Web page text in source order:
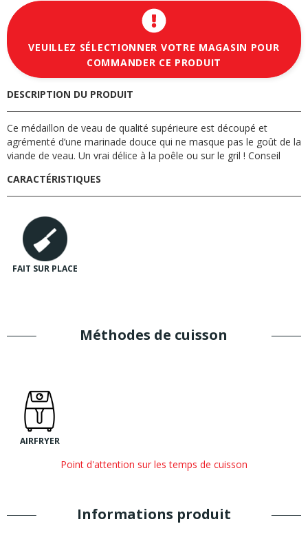
VEUILLEZ SÉLECTIONNER VOTRE MAGASIN POUR
COMMANDER CE PRODUIT
DESCRIPTION DU PRODUIT
Ce médaillon de veau de qualité supérieure est découpé et
agrémenté d’une marinade douce qui ne masque pas le goût de la
viande de veau. Un vrai délice à la poêle ou sur le gril ! Conseil
CARACTÉRISTIQUES
FAIT SUR PLACE
Méthodes de cuisson
AIRFRYER
Point d'attention sur les temps de cuisson
Informations produit